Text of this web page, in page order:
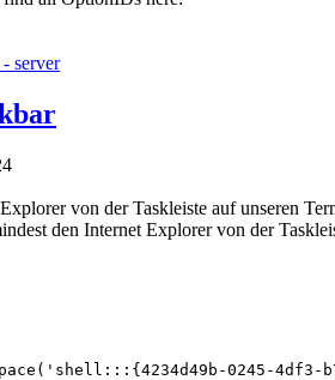
server
von der Taskleiste auf unseren
den Internet Explorer von der
0245-